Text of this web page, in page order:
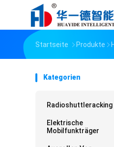
Startseite Produkte
Kategorien
Radioshuttleracking
Elektrische
Mobilfunkträger